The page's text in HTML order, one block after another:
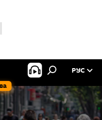
РУС